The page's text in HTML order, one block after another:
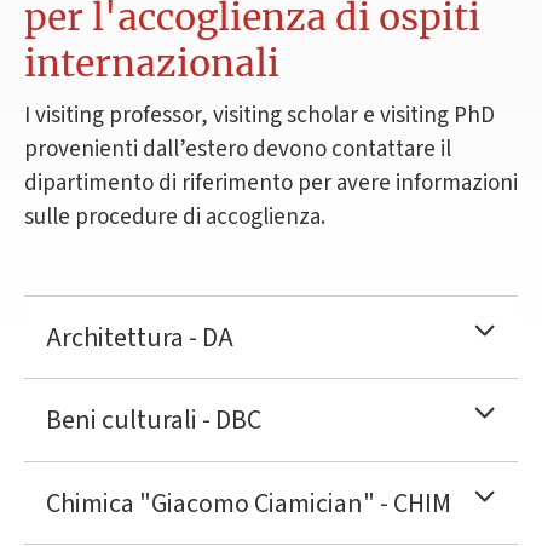
per l'accoglienza di ospiti
internazionali
I visiting professor, visiting scholar e visiting PhD
provenienti dall’estero devono contattare il
dipartimento di riferimento per avere informazioni
sulle procedure di accoglienza.
Architettura - DA
Beni culturali - DBC
Chimica "Giacomo Ciamician" - CHIM